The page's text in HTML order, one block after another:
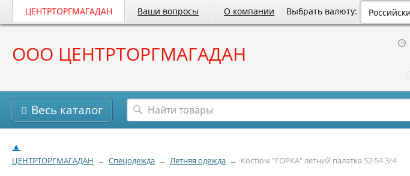
ЦЕНТРТОРГМАГАДАН Ваши вопросы О компании Выбрать валюту:
ООО ЦЕНТРТОРГМАГАДАН
Весь каталог
▲
ЦЕНТРТОРГМАГАДАН → Спецодежда → Летняя одежда → Костюм "ГОРКА" летний палатка 52-54 3/4